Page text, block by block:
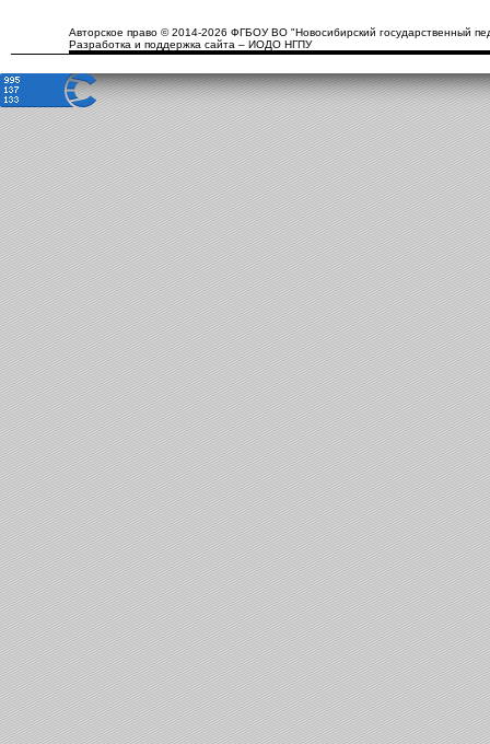
Авторское право © 2014-2026 ФГБОУ ВО "Новосибирский государственный
Разработка и поддержка сайта – ИОДО НГПУ